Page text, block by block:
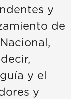
y
de
y el
y